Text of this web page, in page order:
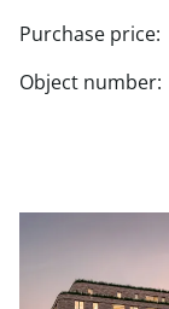
Purchase price:
Object number: